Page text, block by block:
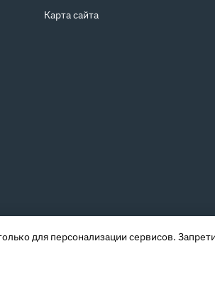
Карта сайта
для персонализации сервисов.